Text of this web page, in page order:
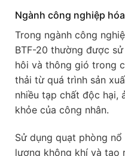
Ngành công nghiệp
Trong ngành công
BTF-20 thường được
hôi và thông gió trong
thải từ quá trình sản
nhiều tạp chất độc hại,
khỏe của công nhân.
Sử dụng quạt phòng
lượng không khí và tạo